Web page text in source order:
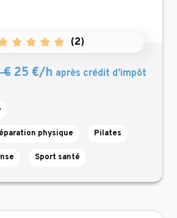
(2)
€25 €/h après crédit d’impôt
physique Pilates
Sport santé